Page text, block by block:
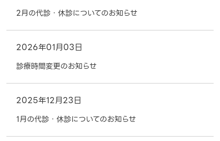
2月の代診・休診についてのお知らせ
2026年01月03日
診療時間変更のお知らせ
2025年12月23日
1月の代診・休診についてのお知らせ